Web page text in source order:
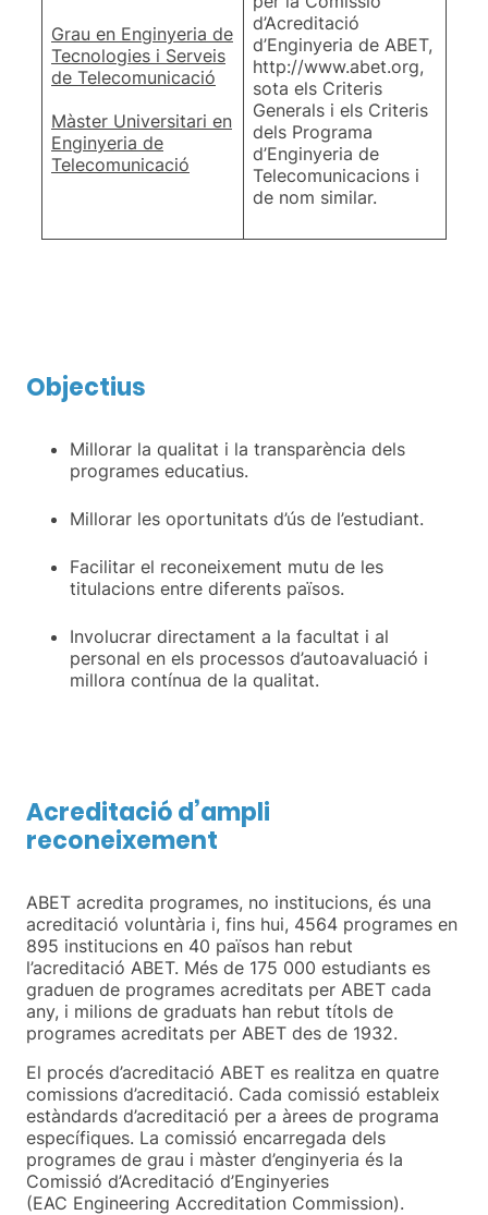
Grau en Enginyeria de
Tecnologies i Serveis
de Telecomunicació
Màster Universitari en
Enginyeria de
Telecomunicació
d’Acreditació
d’Enginyeria de ABET,
http://www.abet.org,
sota els Criteris
Generals i els Criteris
dels Programa
d’Enginyeria de
Telecomunicacions i
de nom similar.
Objectius
Millorar la qualitat i la transparència dels
programes educatius.
Millorar les oportunitats d’ús de l’estudiant.
Facilitar el reconeixement mutu de les
titulacions entre diferents països.
Involucrar directament a la facultat i al
personal en els processos d’autoavaluació i
millora contínua de la qualitat.
Acreditació d’ampli
reconeixement
ABET acredita programes, no institucions, és una
acreditació voluntària i, fins hui, 4564 programes en
895 institucions en 40 països han rebut
l’acreditació ABET. Més de 175 000 estudiants es
graduen de programes acreditats per ABET cada
any, i milions de graduats han rebut títols de
programes acreditats per ABET des de 1932.
El procés d’acreditació ABET es realitza en quatre
comissions d’acreditació. Cada comissió estableix
estàndards d’acreditació per a àrees de programa
específiques. La comissió encarregada dels
programes de grau i màster d’enginyeria és la
Comissió d’Acreditació d’Enginyeries
(EAC Engineering Accreditation Commission).